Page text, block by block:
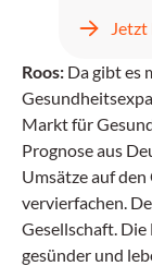
gearbeitet
Jetzt
Roos: Da gibt es
Markt für
Prognose aus
Umsätze auf
vervierfachen.
Gesellschaft.
gesünder und